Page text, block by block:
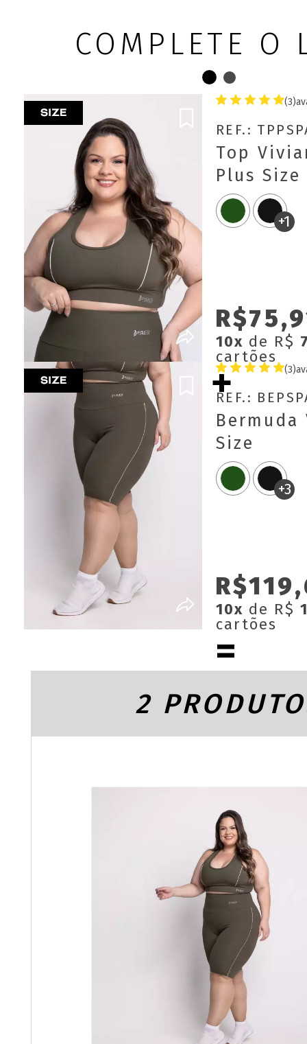
COMPLETE O
(3)
REF.:
+1
Top
Plus Size
10x de R$
cartões
(3)
REF.:
+3
Size
10x de R$
cartões
2